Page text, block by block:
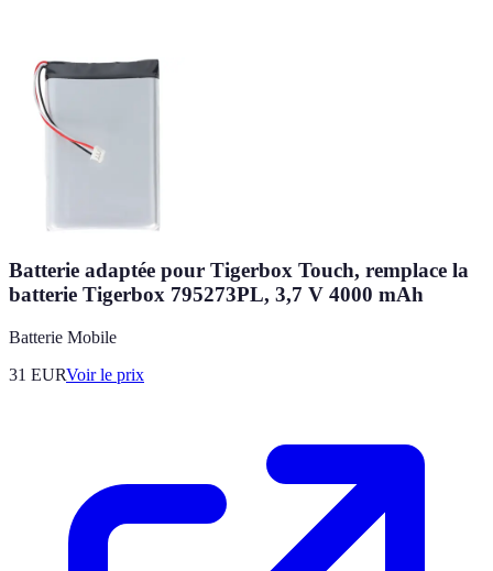
Batterie adaptée pour Tigerbox Touch, remplace la
batterie Tigerbox 795273PL, 3,7 V 4000 mAh
Batterie Mobile
31 EURVoir le prix